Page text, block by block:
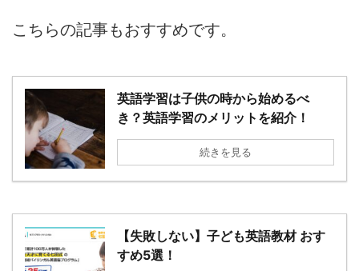
こちらの記事もおすすめです。
英語学習は子供の時から始めるべ
き？英語学習のメリットを紹介！
続きを見る
【失敗しない】子ども英語教材 おす
すめ5選！